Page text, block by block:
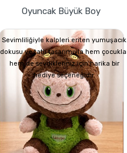
Oyuncak Büyük Boy
Sevimliliğiyle kalpleri eriten yumuşacık
dokusu ve tatlı tasarımıyla hem
hem de sevdikleriniz için harika bir
hediye seçeneğidir.